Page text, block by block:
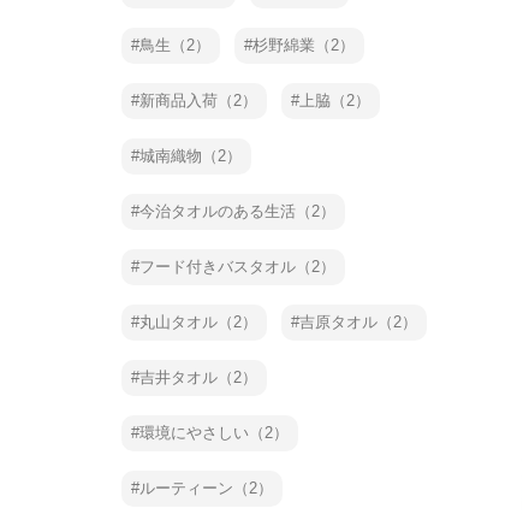
鳥生（2） 杉野綿業（2）
新商品入荷（2） 上脇（2）
城南織物（2）
今治タオルのある生活（2）
フード付きバスタオル（2）
丸山タオル（2） 吉原タオル（2）
吉井タオル（2）
環境にやさしい（2）
ルーティーン（2）